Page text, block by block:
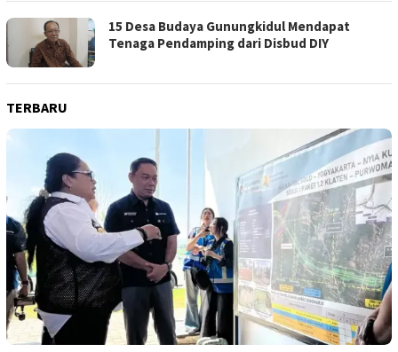
15 Desa Budaya Gunungkidul Mendapat
Tenaga Pendamping dari Disbud DIY
TERBARU